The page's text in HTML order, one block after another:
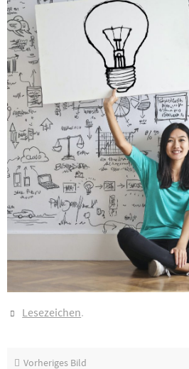
Lesezeichen.
Vorheriges Bild